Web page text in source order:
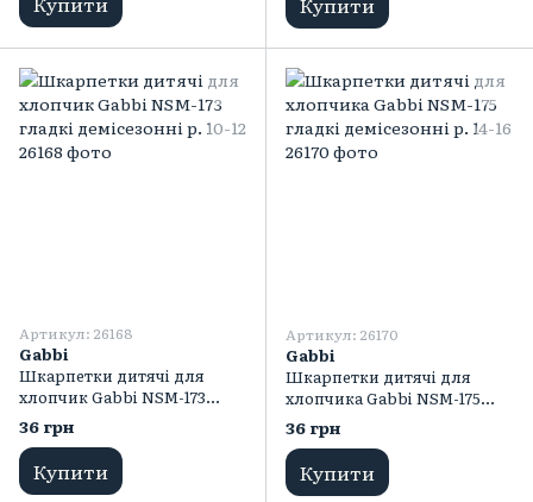
Артикул: 26168
Gabbi
Шкарпетки дитячі для
хлопчик Gabbi NSM-173
гладкі демісезонні р. 10-12
36 грн
Купити
Артикул: 26170
Gabbi
Шкарпетки дитячі для
хлопчика Gabbi NSM-175
гладкі демісезонні р. 14-16
36 грн
Купити